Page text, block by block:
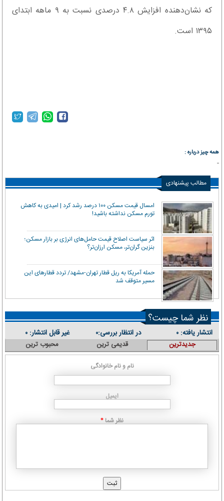
که نشان‌دهنده افزایش ۴.۸ درصدی نسبت به ۹ ماهه ابتدای
۱۳۹۵ است.
همه چیز درباره :
مطالب پیشنهادی
امسال قیمت مسکن ۱۰۰ درصد رشد کرد | امیدی به کاهش
تورم مسکن نداشته باشید!
اثر سیاست اصلاح قیمت حامل‌های انرژی بر بازار مسکن؛
بنزین گران‌تر، مسکن ارزان‌تر؟
حمله آمریکا به ریل قطار تهران-مشهد/ تردد قطارهای این
مسیر متوقف شد
نظر شما چیست؟
انتشار یافته: ۰ در انتظار بررسی:۰ غیر قابل انتشار: ۰
جدیدترین قدیمی ترین محبوب ترین
نام و نام خانوادگی
ایمیل
نظر شما *